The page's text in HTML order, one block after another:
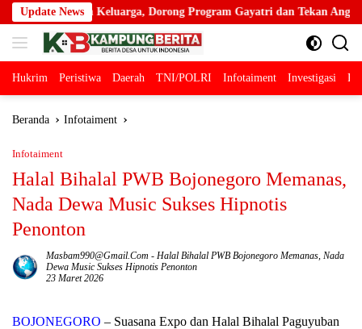
Langsung
ke
konten
Update News
Dorong Program Gayatri dan Tekan Angka Anak Tidak Sekolah
Hukrim Peristiwa Daerah TNI/POLRI Infotaiment Investigasi
Beranda Infotaiment
Infotaiment
Halal Bihalal PWB Bojonegoro Memanas,
Nada Dewa Music Sukses Hipnotis
Penonton
Masbam990@gmail.com - Halal Bihalal PWB Bojonegoro Memanas, Nada
Dewa Music Sukses Hipnotis Penonton
23 Maret 2026
BOJONEGORO – Suasana Expo dan Halal Bihalal Paguyuban